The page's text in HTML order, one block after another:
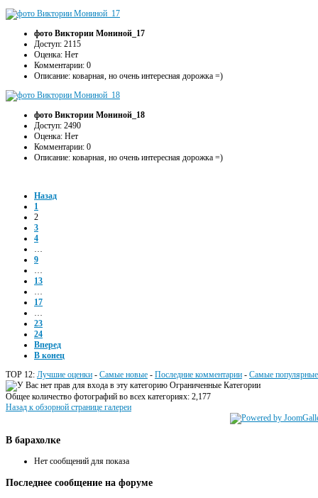
фото Виктории Мониной_17
Доступ: 2115
Оценка: Нет
Комментарии: 0
Описание: коварная, но очень интересная дорожка =)
фото Виктории Мониной_18
Доступ: 2490
Оценка: Нет
Комментарии: 0
Описание: коварная, но очень интересная дорожка =)
Назад
1
2
3
4
…
9
…
13
…
17
…
23
24
Вперед
В конец
TOP 12: Лучшие оценки - Самые новые - Последние комментарии - Самые популярные
Ограниченные Категории
Общее количество фотографий во всех категориях: 2,177
Назад к обзорной странице галереи
В барахолке
Нет сообщений для показа
Последнее сообщение на форуме